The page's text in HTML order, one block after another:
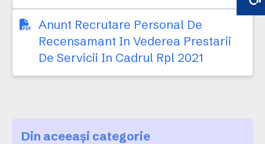
Anunt Recrutare Personal De
Recensamant In Vederea Prestarii
De Servicii In Cadrul Rpl 2021
Din aceeași categorie